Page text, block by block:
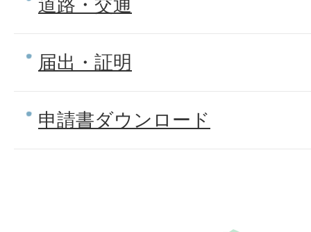
届出・証明
申請書ダウンロード